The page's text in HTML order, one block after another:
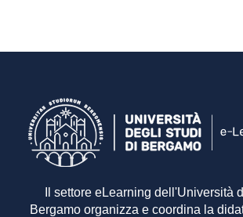
Il settore eLearning dell'Università
Bergamo organizza e coordina la